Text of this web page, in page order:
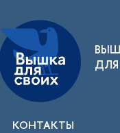
КОНТАКТЫ